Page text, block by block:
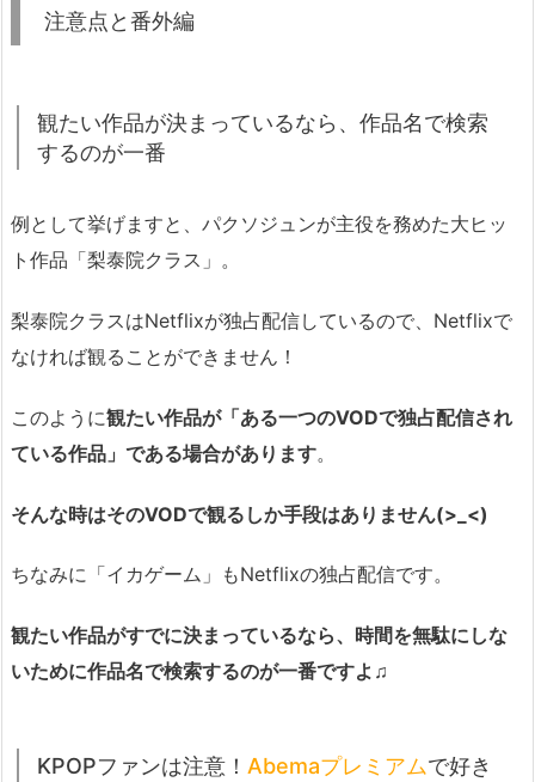
注意点と番外編
観たい作品が決まっているなら、作品名で検索
するのが一番
例として挙げますと、パクソジュンが主役を務めた大ヒッ
ト作品「梨泰院クラス」。
梨泰院クラスはNetflixが独占配信しているので、Netflixで
なければ観ることができません！
このように観たい作品が「ある一つのVODで独占配信され
ている作品」である場合があります。
そんな時はそのVODで観るしか手段はありません(>_<)
ちなみに「イカゲーム」もNetflixの独占配信です。
観たい作品がすでに決まっているなら、時間を無駄にしな
いために作品名で検索するのが一番ですよ♫
KPOPファンは注意！ Abemaプレミアムで好き